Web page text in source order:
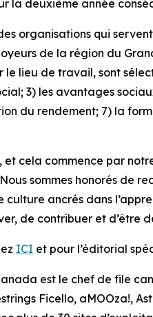
la deuxième année
organisations qui
de la région du
lieu de travail, sont
3) les avantages
du rendement; 7) la
cela commence par
sommes honorés de
ancrés dans
de contribuer et d’être
ICI et pour l’éditorial
est le chef de file
Ficello, aMOOza!,